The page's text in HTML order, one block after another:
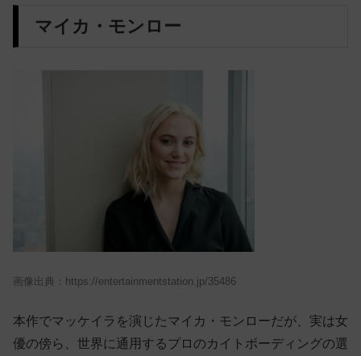
マイカ・モンロー
画像出典：https://entertainmentstation.jp/35486
本作でマッケイラを演じたマイカ・モンローだが、実は女
優の傍ら、世界に通用するプロのカイトボーディングの選